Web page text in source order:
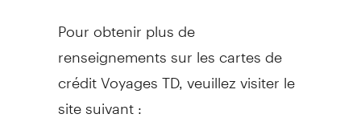
Pour obtenir plus de
renseignements sur les cartes de
crédit Voyages TD, veuillez visiter le
site suivant :